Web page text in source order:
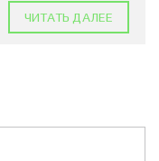
ЧИТАТЬ ДАЛЕЕ